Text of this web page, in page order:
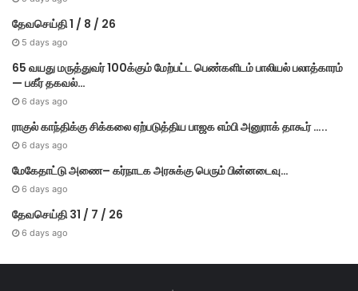
தேவசெய்தி 1 / 8 / 26
5 days ago
65 வயது மருத்துவர் 100க்கும் மேற்பட்ட பெண்களிடம் பாலியல் பலாத்காரம்
— பகீர் தகவல்…
6 days ago
ராகுல் காந்திக்கு சிக்கலை ஏற்படுத்திய பாஜக எம்பி அனுராக் தாகூர் …..
6 days ago
மேகே​தாட்டு அணை– கர்​நாடக அரசுக்கு பெரும் பின்​னடைவு…
6 days ago
தேவசெய்தி 31 / 7 / 26
6 days ago